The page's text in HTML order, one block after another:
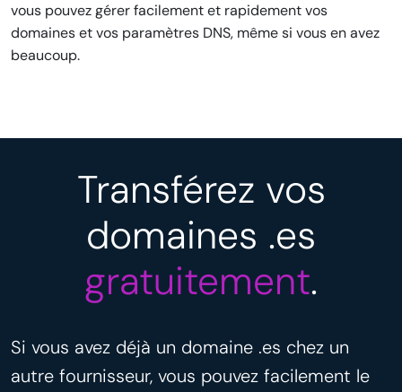
vous pouvez gérer facilement et rapidement vos
domaines et vos paramètres DNS, même si vous en avez
beaucoup.
Transférez vos
domaines .es
gratuitement.
Si vous avez déjà un domaine .es chez un
autre fournisseur, vous pouvez facilement le